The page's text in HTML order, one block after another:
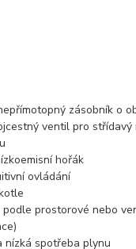
zásobník o
ventil pro střídavý
hořák
ovládání
prostorové nebo
nízká spotřeba plynu